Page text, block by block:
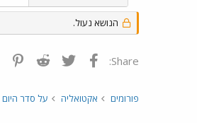
הנושא נעול.
Share: פייסבוק Twitter
Reddit
פורומים אקטואליה על סדר היום